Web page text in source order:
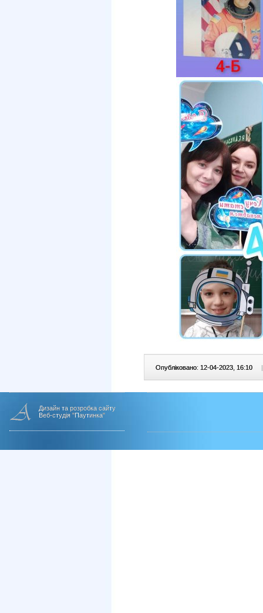
Опубліковано: 12-04-2023, 16:10 |
Дизайн та розробка сайту
Веб-студія "Паутинка"